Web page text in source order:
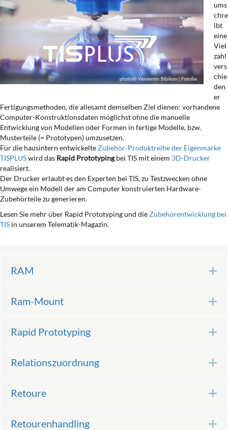
ums
chre
ibt
eine
Viel
zahl
vers
chie
den
er
Fertigungsmethoden, die allesamt demselben Ziel dienen: vorhandene
Computer-Konstruktionsdaten möglichst ohne die manuelle
Entwicklung von Modellen oder Formen in fertige Modelle, bzw.
Musterteile (= Prototypen) umzusetzen.
Für die hausintern entwickelteZubehör-Produktreihe der Eigenmarke
TISPLUSwird das Rapid Prototypingbei TIS mit einem 3D-Drucker
realisiert.
Der Drucker erlaubt es den Experten bei TIS, zu Testzwecken ohne
Umwege ein Modell der am Computer konstruierten Hardware-
Zubehörteile zu generieren.
Lesen Sie mehr über Rapid Prototyping und dieZubehörentwicklung bei
TIS in unserem Telematik-Magazin.
RAM
Ram-Mount
Rapid Prototyping
Relationszuordnung
Retoure
Retourenhandling